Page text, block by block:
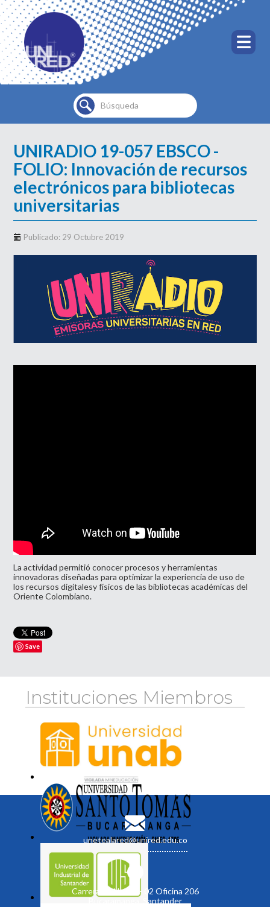
Buscar...
UNIRADIO 19-057 EBSCO -
FOLIO: Innovación de recursos
electrónicos para bibliotecas
universitarias
Publicado: 29 Octubre 2019
La actividad permitió conocer procesos y herramientas
innovadoras diseñadas para optimizar la experiencia de uso de
los recursos digitalesy físicos de las bibliotecas académicas del
Oriente Colombiano.
Save
Instituciones Miembros
unetealared@unired.edu.co
Carrera 19 No. 35 - 02 Oficina 206
Bucaramanga, Santander